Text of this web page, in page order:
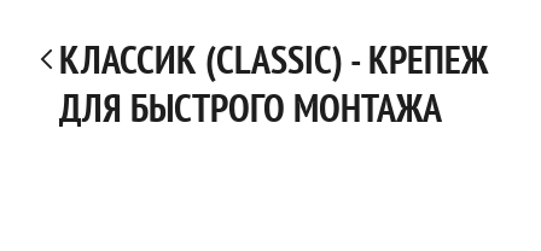
КЛАССИК (CLASSIC) - КРЕПЕЖ
ДЛЯ БЫСТРОГО МОНТАЖА